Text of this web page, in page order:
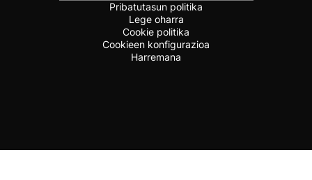
Pribatutasun politika
Lege oharra
Cookie politika
Cookieen konfigurazioa
Harremana